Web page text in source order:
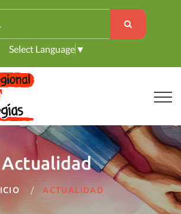
Select Language ▼
Actualidad
ACTUALIDAD